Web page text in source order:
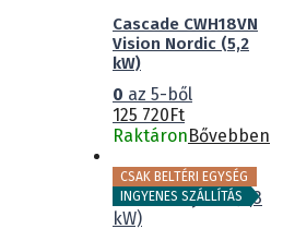
Cascade CWH18VN
Vision Nordic (5,2
kW)
0 az 5-ből
125 720Ft
RaktáronBővebben
CSAK BELTÉRI EGYSÉG
INGYENES SZÁLLÍTÁS